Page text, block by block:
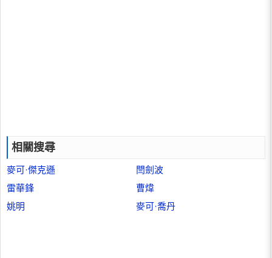
相關搜尋
麥可·傑克遜
閆劍波
雷華鋒
曹煒
姚明
麥可·喬丹